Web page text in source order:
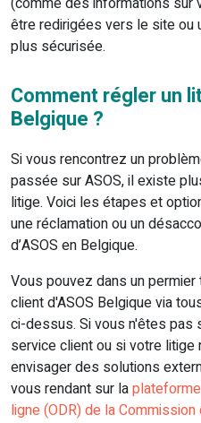
être redirigées vers le site ou
plus sécurisée.
Comment régler un
Belgique ?
Si vous rencontrez un
passée sur ASOS, il existe
litige. Voici les étapes et
une réclamation ou un
d’ASOS en Belgique.
Vous pouvez dans un
client d'ASOS Belgique via
ci-dessus. Si vous n'êtes pas
service client ou si votre
envisager des solutions
vous rendant sur la
ligne (ODR) de la